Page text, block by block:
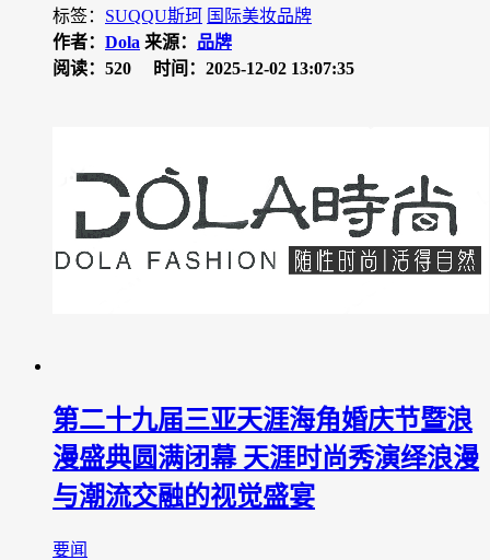
标签： SUQQU斯珂 国际美妆品牌
作者： Dola 来源： 品牌
阅读：520
时间：2025-12-02 13:07:35
第二十九届三亚天涯海角婚庆节暨浪
漫盛典圆满闭幕 天涯时尚秀演绎浪漫
与潮流交融的视觉盛宴
要闻